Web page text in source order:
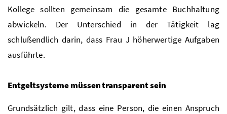
Kollege sollten gemeinsam die gesamte Buchhaltung
abwickeln. Der Unterschied in der Tätigkeit lag
schlußendlich darin, dass Frau J höherwertige Aufgaben
ausführte.
Entgeltsysteme müssen transparent sein
Grundsätzlich gilt, dass eine Person, die einen Anspruch